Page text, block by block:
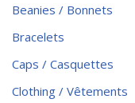
Beanies / Bonnets
Bracelets
Caps / Casquettes
Clothing / Vêtements